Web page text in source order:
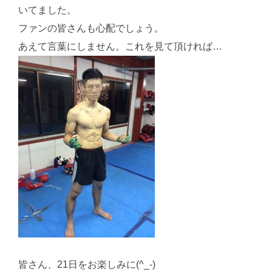
いてました。
ファンの皆さんも心配でしょう。
あえて言葉にしません。これを見て頂ければ…
皆さん、21日をお楽しみに(^_-)